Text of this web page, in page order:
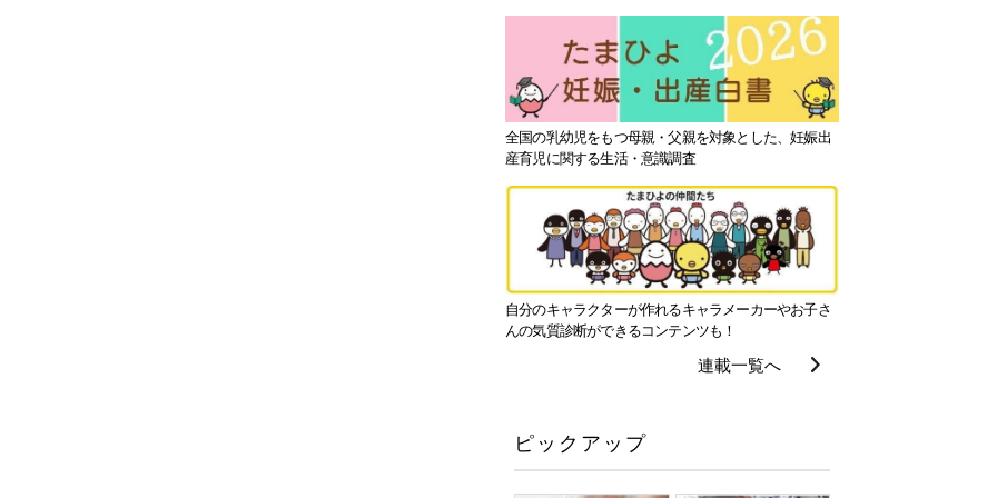
全国の乳幼児をもつ母親・父親を対象とした、妊娠出
産育児に関する生活・意識調査
自分のキャラクターが作れるキャラメーカーやお子さ
んの気質診断ができるコンテンツも！
連載一覧へ
ピックアップ